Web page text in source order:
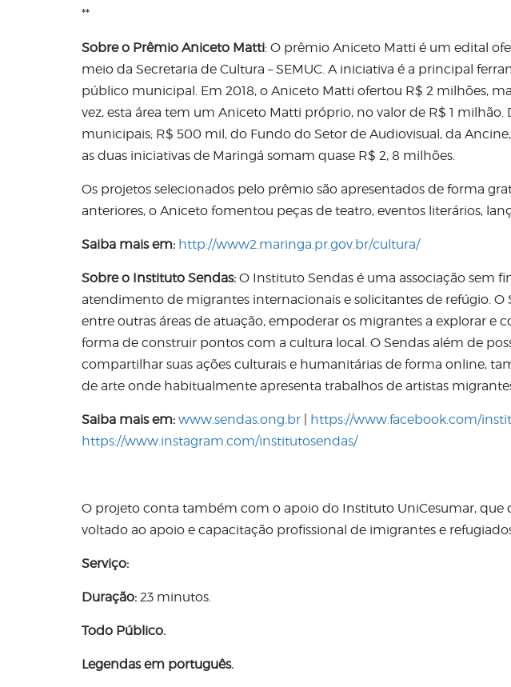
**
Sobre o Prêmio Aniceto Matti: O prêmio Aniceto Matti é um edital
meio da Secretaria de Cultura – SEMUC. A iniciativa é a principal
público municipal. Em 2018, o Aniceto Matti ofertou R$ 2 milhões,
vez, esta área tem um Aniceto Matti próprio, no valor de R$ 1 milhão.
municipais; R$ 500 mil, do Fundo do Setor de Audiovisual, da
as duas iniciativas de Maringá somam quase R$ 2, 8 milhões.
Os projetos selecionados pelo prêmio são apresentados de forma
anteriores, o Aniceto fomentou peças de teatro, eventos literários,
Saiba mais em: http://www2.maringa.pr.gov.br/cultura/
Sobre o Instituto Sendas: O Instituto Sendas é uma associação sem
atendimento de migrantes internacionais e solicitantes de refúgio. O
entre outras áreas de atuação, empoderar os migrantes a explorar
forma de construir pontos com a cultura local. O Sendas além de
compartilhar suas ações culturais e humanitárias de forma online,
de arte onde habitualmente apresenta trabalhos de artistas
Saiba mais em: www.sendas.ong.br https://www.facebook.com/
https://www.instagram.com/institutosendas/
O projeto conta também com o apoio do Instituto UniCesumar, que
voltado ao apoio e capacitação profissional de imigrantes e
Serviço:
Duração: 23 minutos.
Todo Público.
Legendas em português.